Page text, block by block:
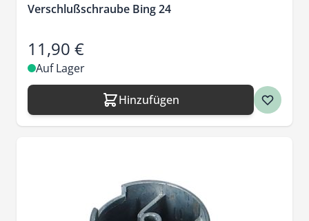
Verschlußschraube Bing 24
11,90 €
Auf Lager
Hinzufügen